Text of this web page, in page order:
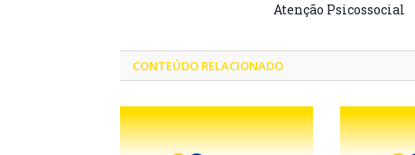
Atenção Psicossocial
CONTEÚDO RELACIONADO